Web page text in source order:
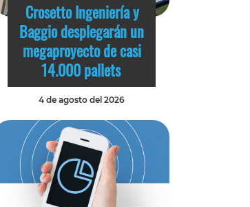
Crosetto Ingeniería y
Baggio desplegarán un
megaproyecto de casi
14.000 pallets
4 de agosto del 2026